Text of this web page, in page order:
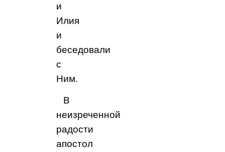
и
Илия
и
беседовали
с
Ним.
В
неизреченной
радости
апостол